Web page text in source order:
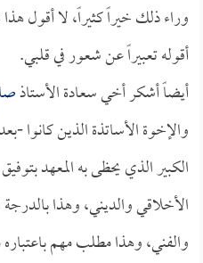
وراء ذلك خيراً كثيراً، لا أقول
أقوله تعبيراً عن شعور في قلبي.
أيضاً أشكر أخي سعادة الأستاذ
والإخوة الأساتذة الذين كانوا -
الكبير الذي يحظى به المعهد
الأخلاقي والديني، وهذا
والفني، وهذا مطلب مهم